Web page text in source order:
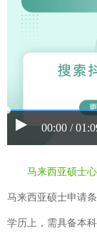
00:00 /
马来西亚硕士
马来西亚硕士申请
学历上，需具备本